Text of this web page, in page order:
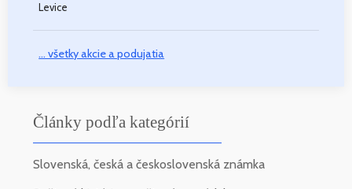
Levice
... všetky akcie a podujatia
Články podľa kategórií
Slovenská, česká a československá známka